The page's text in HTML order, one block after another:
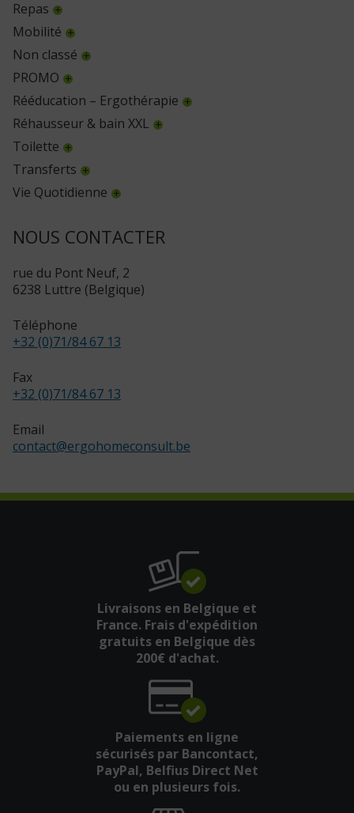
Repas
Mobilité
Non classé
PROMO
Rééducation – Ergothérapie
Réhausseur & bain XXL
Toilette
Transferts
Vie Quotidienne
NOUS CONTACTER
rue du Pont Neuf, 2
6238 Luttre (Belgique)
Téléphone
+32 (0)71/84 67 13
Fax
+32 (0)71/84 67 13
Email
contact@ergohomeconsult.be
Livraisons en Belgique et
France. Frais d'expédition
gratuits en Belgique dès
200€ d'achat.
Paiements en ligne
sécurisés par Bancontact,
PayPal, Belfius Direct Net
ou en plusieurs fois.